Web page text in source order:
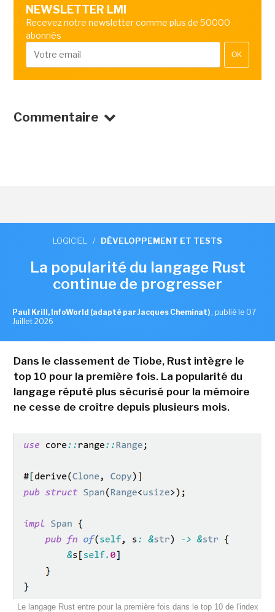
NEWSLETTER LMI
Recevez notre newsletter comme plus de 50000
abonnés
OK
Commentaire
LOGICIEL / DÉVELOPPEMENT ET TESTS
La popularité du langage Rust
continue de progresser
Paul Krill, InfoWorld (adapté par Jacques Cheminat) , publié le 07
Juillet 2026
Dans le classement de Tiobe, Rust intègre le
top 10 pour la première fois. La popularité du
langage réputé plus sécurisé pour la mémoire
ne cesse de croître depuis plusieurs mois.
Le langage Rust entre pour la première fois dans le top 10 de l'index